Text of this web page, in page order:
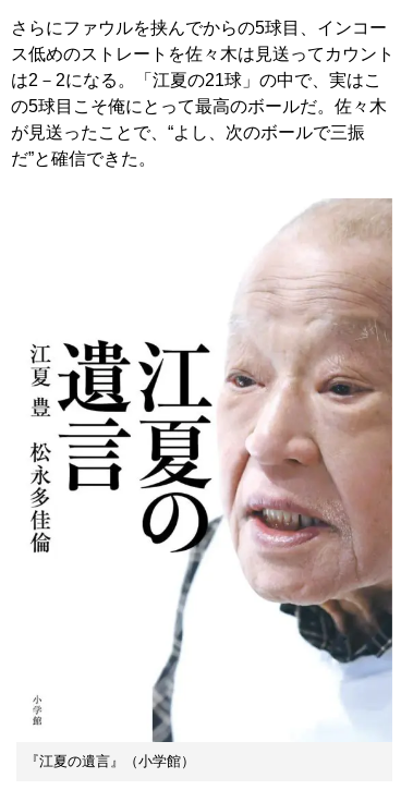
さらにファウルを挟んでからの5球目、インコー
ス低めのストレートを佐々木は見送ってカウント
は2－2になる。「江夏の21球」の中で、実はこ
の5球目こそ俺にとって最高のボールだ。佐々木
が見送ったことで、“よし、次のボールで三振
だ”と確信できた。
『江夏の遺言』（小学館）